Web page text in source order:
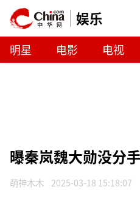
娱乐
明星 电影 电视
曝秦岚魏大勋没分
萌神木木 2025-03-18 15:18:07